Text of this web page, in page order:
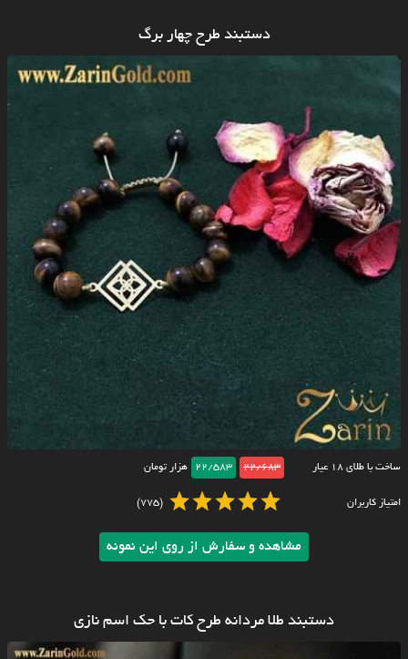
دستبند طرح چهار برگ
ساخت با طلای ۱۸ عیار 22/683
22/583 هزار تومان
امتیاز کاربران (775)
مشاهده و سفارش از روی این نمونه
دستبند طلا مردانه طرح کات با حک اسم نازی